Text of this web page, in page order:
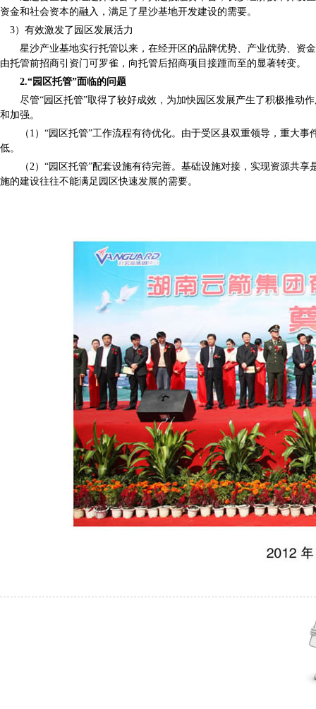
资金和社会资本的融入，满足了星沙基地开发建设的需要。
3）有效激发了园区发展活力
星沙产业基地实行托管以来，在经开区的品牌优势、产业优势、资
由托管前招商引资门可罗雀，向托管后招商项目接踵而至的显著转变。
2.“园区托管”面临的问题
尽管“园区托管”取得了较好成效，为加快园区发展产生了积极推动
和加强。
（1）“园区托管”工作流程有待优化。由于受区县双重领导，重大事
低。
（2）“园区托管”配套设施有待完善。基础设施对接，实现资源共享
施的建设往往不能满足园区快速发展的需要。